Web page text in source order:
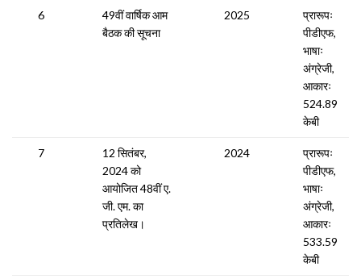
6
49वीं वार्षिक आम
बैठक की सूचना
2025
प्रारूपः
पीडीएफ,
भाषाः
अंग्रेजी,
आकारः
524.89
केबी
7
12 सितंबर,
2024 को
आयोजित 48वीं ए.
जी. एम. का
प्रतिलेख।
2024
प्रारूपः
पीडीएफ,
भाषाः
अंग्रेजी,
आकारः
533.59
केबी